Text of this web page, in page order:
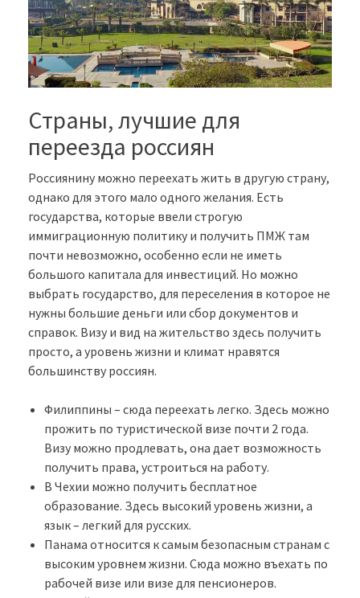
Страны, лучшие для
переезда россиян
Россиянину можно переехать жить в другую страну,
однако для этого мало одного желания. Есть
государства, которые ввели строгую
иммиграционную политику и получить ПМЖ там
почти невозможно, особенно если не иметь
большого капитала для инвестиций. Но можно
выбрать государство, для переселения в которое не
нужны большие деньги или сбор документов и
справок. Визу и вид на жительство здесь получить
просто, а уровень жизни и климат нравятся
большинству россиян.
Филиппины – сюда переехать легко. Здесь можно
прожить по туристической визе почти 2 года.
Визу можно продлевать, она дает возможность
получить права, устроиться на работу.
В Чехии можно получить бесплатное
образование. Здесь высокий уровень жизни, а
язык – легкий для русских.
Панама относится к самым безопасным странам с
высоким уровнем жизни. Сюда можно въехать по
рабочей визе или визе для пенсионеров.